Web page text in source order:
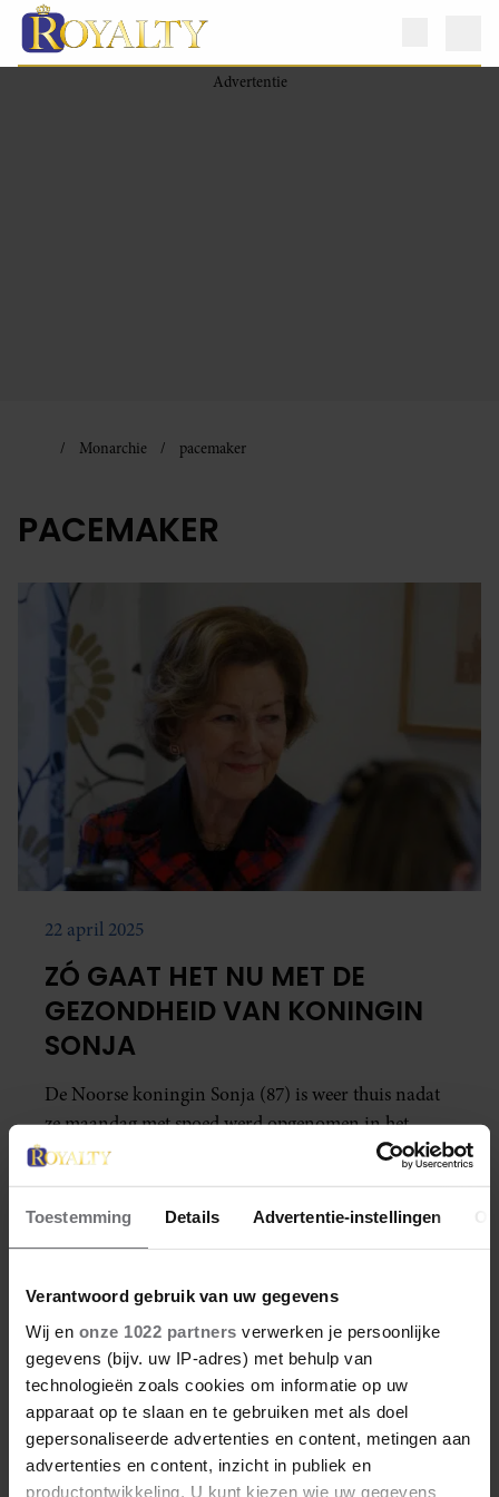
Toestemming Details Advertentie-instellingen
Verantwoord gebruik van uw gegevens
Wij en onze 1022 partners verwerken je persoonlijke
gegevens (bijv. uw IP-adres) met behulp van
technologieën zoals cookies om informatie op uw
apparaat op te slaan en te gebruiken met als doel
gepersonaliseerde advertenties en content, metingen aan
advertenties en content, inzicht in publiek en
productontwikkeling. U kunt kiezen wie uw gegevens
Monarchie pacemaker
PACEMAKER
22 april 2025
ZÓ GAAT HET NU MET DE
GEZONDHEID VAN KONINGIN
SONJA
De Noorse koningin Sonja (87) is weer thuis nadat
ze maandag met spoed werd opgenomen in het
ziekenhuis van Oslo vanwege kortademigheid.